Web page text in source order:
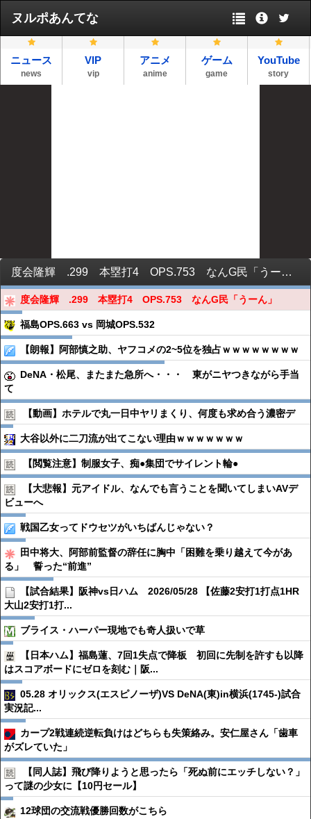
ヌルポあんてな
ニュース
news
VIP
vip
アニメ
anime
ゲーム
game
YouTube
story
度会隆輝 .299 本塁打4 OPS.753 なんG民「うーん」
度会隆輝 .299 本塁打4 OPS.753 なんG民「うーん」
福島OPS.663 vs 岡城OPS.532
【朗報】阿部慎之助、ヤフコメの2~5位を独占ｗｗｗｗｗｗｗｗ
DeNA・松尾、またまた急所へ・・・ 東がニヤつきながら手当
て
【動画】ホテルで丸一日中ヤリまくり、何度も求め合う濃密デ
大谷以外に二刀流が出てこない理由ｗｗｗｗｗｗｗ
【閲覧注意】制服女子、痴●︎集団でサイレント輪●︎
【大悲報】元アイドル、なんでも言うことを聞いてしまいAVデ
ビューへ
戦国乙女ってドウセツがいちばんじゃない？
田中将大、阿部前監督の辞任に胸中「困難を乗り越えて今があ
る」 誓った“前進”
【試合結果】阪神vs日ハム 2026/05/28 【佐藤2安打1打点1HR
大山2安打1打...
ブライス・ハーパー現地でも奇人扱いで草
【日本ハム】福島蓮、7回1失点で降板 初回に先制を許すも以降
はスコアボードにゼロを刻む｜阪...
05.28 オリックス(エスピノーザ)VS DeNA(東)in横浜(1745-)試合
実況記...
カープ2戦連続逆転負けはどちらも失策絡み。安仁屋さん「歯車
がズレていた」
【同人誌】飛び降りようと思ったら「死ぬ前にエッチしない？」
って謎の少女に【10円セール】
12球団の交流戦優勝回数がこちら